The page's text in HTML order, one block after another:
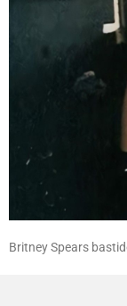
Britney Spears